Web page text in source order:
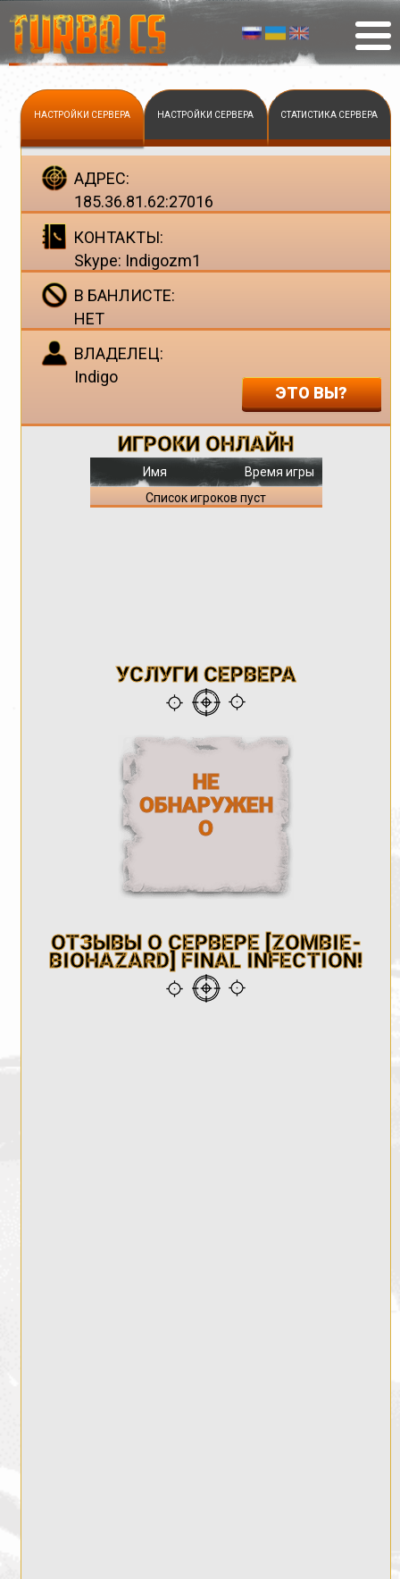
НАСТРОЙКИ СЕРВЕРА НАСТРОЙКИ СЕРВЕРА СТАТИСТИКА СЕРВЕРА
АДРЕС:
185.36.81.62:27016
КОНТАКТЫ:
Skype: Indigozm1
В БАНЛИСТЕ:
НЕТ
ВЛАДЕЛЕЦ:
Indigo
ЭТО ВЫ?
ИГРОКИ ОНЛАЙН
Имя
Время игры
Список игроков пуст
УСЛУГИ СЕРВЕРА
НЕ
ОБНАРУЖЕН
О
ОТЗЫВЫ О СЕРВЕРЕ [ZOMBIE-
BIOHAZARD] FINAL INFECTION!